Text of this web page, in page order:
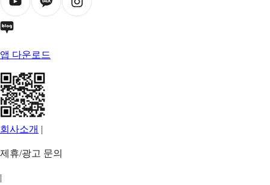
앱 다운로드
회사소개 |
제휴/광고 문의
|